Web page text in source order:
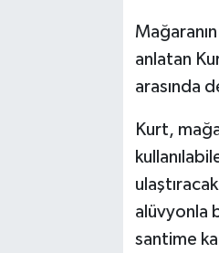
anlatan
arasında
Kurt,
alüvyonla
santime